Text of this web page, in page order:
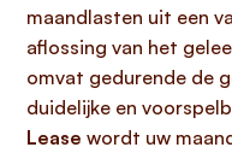
maandlasten uit een
aflossing van het
omvat gedurende de
duidelijke en
Lease wordt uw